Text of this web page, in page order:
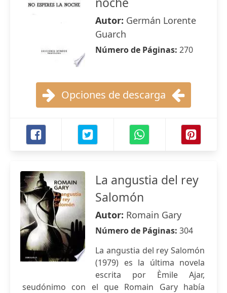
Autor: Germán Lorente
Guarch
Número de Páginas: 270
Opciones de descarga
La angustia del rey
Salomón
Autor: Romain Gary
Número de Páginas: 304
La angustia del rey Salomón
(1979) es la última novela
escrita por Èmile Ajar,
seudónimo con el que Romain Gary había